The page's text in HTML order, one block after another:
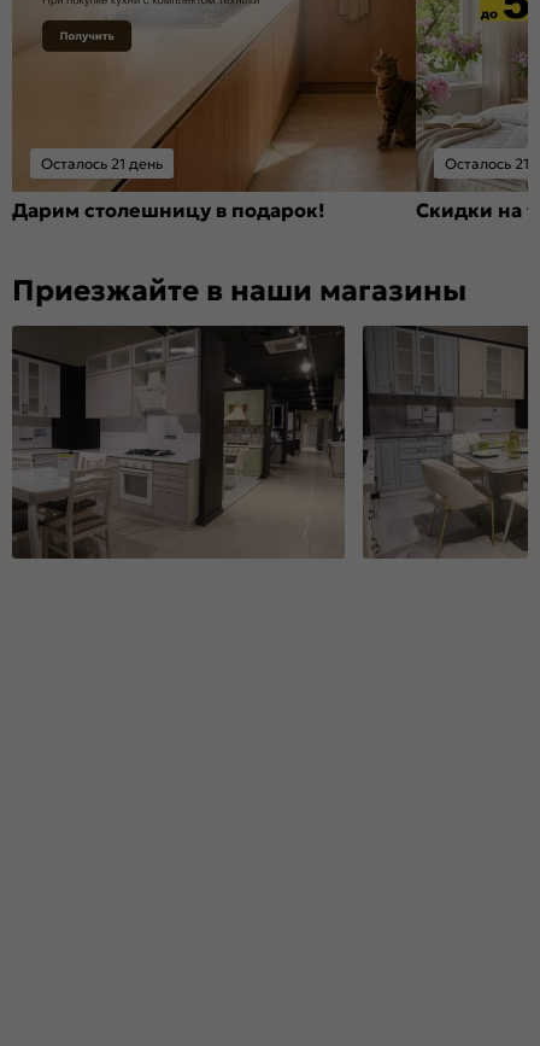
Осталось 21 день
Дарим столешницу в подарок!
Осталось 21
Скидки на
Приезжайте в наши магазины